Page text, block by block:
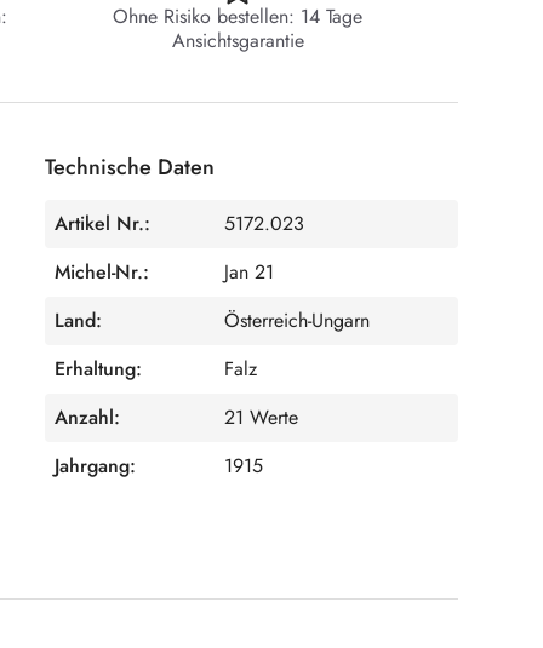
Ohne Risiko bestellen: 14 Tage
Ansichtsgarantie
Technische Daten
Artikel Nr.:
5172.023
Michel-Nr.:
Jan 21
Land:
Österreich-Ungarn
Erhaltung:
Falz
Anzahl:
21 Werte
Jahrgang:
1915